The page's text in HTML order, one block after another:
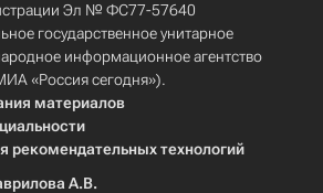
Эл № ФС77-57640
государственное унитарное
информационное агентство
«Россия сегодня»).
материалов
рекомендательных технологий
А.В.